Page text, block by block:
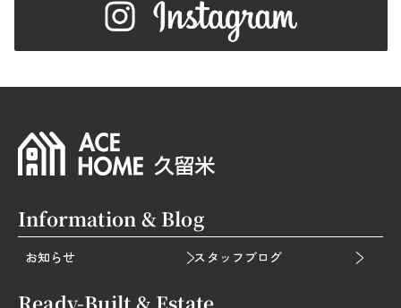
Information & Blog
お知らせ スタッフブログ